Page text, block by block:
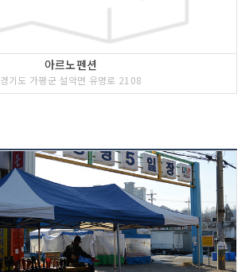
아르노펜션
경기도 가평군 설악면 유명로 2108